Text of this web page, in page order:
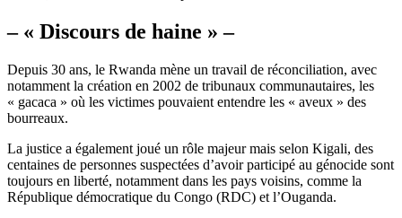
– « Discours de haine » –
Depuis 30 ans, le Rwanda mène un travail de réconciliation, avec
notamment la création en 2002 de tribunaux communautaires, les
« gacaca » où les victimes pouvaient entendre les « aveux » des
bourreaux.
La justice a également joué un rôle majeur mais selon Kigali, des
centaines de personnes suspectées d’avoir participé au génocide sont
toujours en liberté, notamment dans les pays voisins, comme la
République démocratique du Congo (RDC) et l’Ouganda.